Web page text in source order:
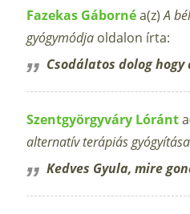
Fazekas Gábornéa(z)A
gyógymódja oldalon írta:
Csodálatos dolog
Szentgyörgyváry Lóránt
alternatív terápiás gyógyítása
Kedves Gyula, mire